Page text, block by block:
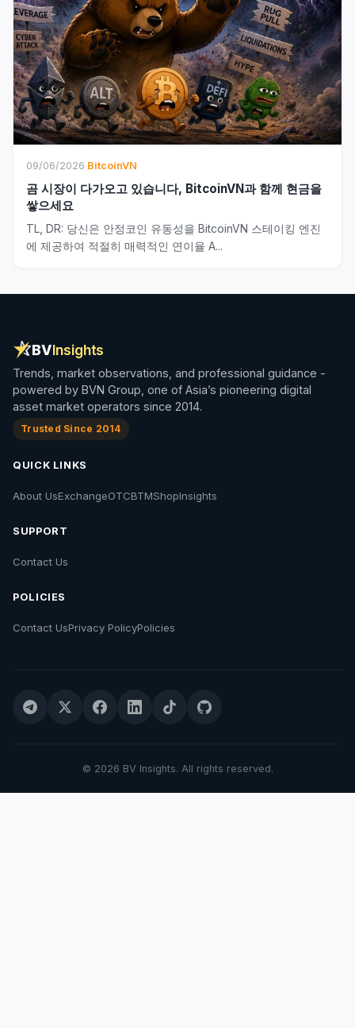
09/06/2026·BitcoinVN
곰 시장이 다가오고 있습니다, BitcoinVN과 함께 현금을
쌓으세요
TL, DR: 당신은 안정코인 유동성을 BitcoinVN 스테이킹 엔진
에 제공하여 적절히 매력적인 연이율 A...
BVInsights
Trends, market observations, and professional guidance -
powered by BVN Group, one of Asia’s pioneering digital
asset market operators since 2014.
Trusted Since 2014
QUICK LINKS
About UsExchangeOTCBTMShopInsights
SUPPORT
Contact Us
POLICIES
Contact UsPrivacy PolicyPolicies
© 2026 BV Insights. All rights reserved.